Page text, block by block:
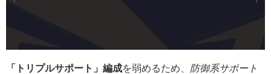
「トリプルサポート」編成を弱めるため、 防御系サポート